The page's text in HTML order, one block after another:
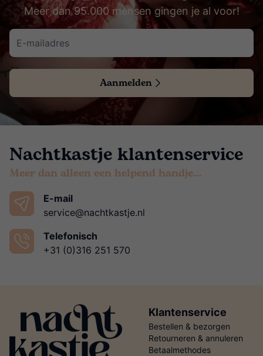
Meer dan 95.000 mensen gingen je al voor!
Aanmelden
Nachtkastje klantenservice
Meer dan alleen een helpend handje…
E-mail
service@nachtkastje.nl
Telefonisch
+31 (0)316 251 570
Klantenservice
Bestellen & bezorgen
Retourneren & annuleren
Betaalmethodes